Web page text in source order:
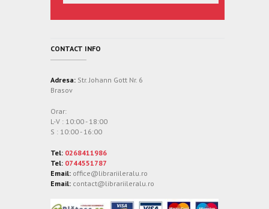
CONTACT INFO
Adresa: Str. Johann Gott Nr. 6
Brasov
Orar:
L-V : 10:00 - 18:00
S : 10:00 - 16:00
Tel: 0268411986
Tel: 0744551787
Email: office@librariileralu.ro
Email: contact@librariileralu.ro